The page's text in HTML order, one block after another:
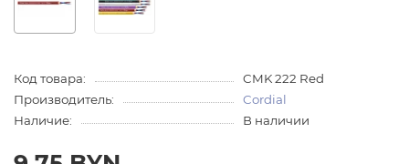
Код товара:
CMK 222 Red
Производитель:
Cordial
Наличие:
В наличии